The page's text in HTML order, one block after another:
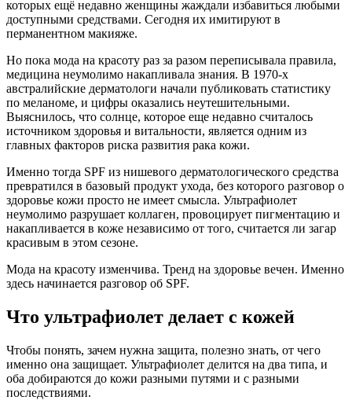
которых ещё недавно женщины жаждали избавиться любыми
доступными средствами. Сегодня их имитируют в
перманентном макияже.
Но пока мода на красоту раз за разом переписывала правила,
медицина неумолимо накапливала знания. В 1970-х
австралийские дерматологи начали публиковать статистику
по меланоме, и цифры оказались неутешительными.
Выяснилось, что солнце, которое еще недавно считалось
источником здоровья и витальности, является одним из
главных факторов риска развития рака кожи.
Именно тогда SPF из нишевого дерматологического средства
превратился в базовый продукт ухода, без которого разговор о
здоровье кожи просто не имеет смысла. Ультрафиолет
неумолимо разрушает коллаген, провоцирует пигментацию и
накапливается в коже независимо от того, считается ли загар
красивым в этом сезоне.
Мода на красоту изменчива. Тренд на здоровье вечен. Именно
здесь начинается разговор об SPF.
Что ультрафиолет делает с кожей
Чтобы понять, зачем нужна защита, полезно знать, от чего
именно она защищает. Ультрафиолет делится на два типа, и
оба добираются до кожи разными путями и с разными
последствиями.